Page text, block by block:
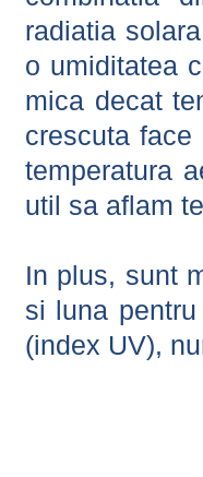
radiatia
o umiditatea
mica decat
crescuta
temperatura
util sa aflam
In plus, sunt
si luna
(index UV),